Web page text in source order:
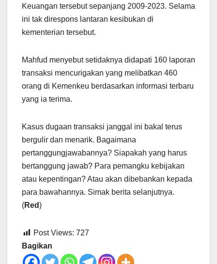
Keuangan tersebut sepanjang 2009-2023. Selama
ini tak direspons lantaran kesibukan di
kementerian tersebut.
Mahfud menyebut setidaknya didapati 160 laporan
transaksi mencurigakan yang melibatkan 460
orang di Kemenkeu berdasarkan informasi terbaru
yang ia terima.
Kasus dugaan transaksi janggal ini bakal terus
bergulir dan menarik. Bagaimana
pertanggungjawabannya? Siapakah yang harus
bertanggung jawab? Para pemangku kebijakan
atau kepentingan? Atau akan dibebankan kepada
para bawahannya. Simak berita selanjutnya.
(Red)
Post Views: 727
Bagikan